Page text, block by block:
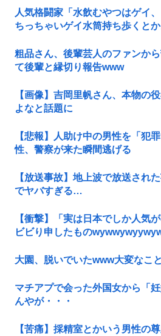
人気格闘家「水飲むやつはゲイ
ちっちゃいゲイ水筒持ち歩くとか
粗品さん、後輩芸人のファンか
て後輩と縁切り報告www
【画像】吉岡里帆さん、本物の
よなと話題に
【悲報】人助け中の男性を「犯
性、警察が来た瞬間逃げる
【放送事故】地上波で放送され
でヤバすぎる…
【衝撃】「実は日本でしか人気
ビビり申したもの
大園、脱いでいたwww大変なこ
マチアプで会った外国女から「
んやが・・・
【苦痛】採精室とかいう男性の